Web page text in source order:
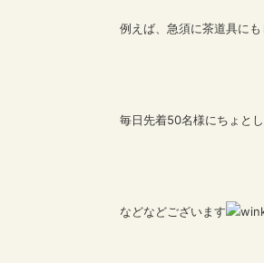
例えば、急須に茶道具に
毎日先着50名様にちょと
などなどございます